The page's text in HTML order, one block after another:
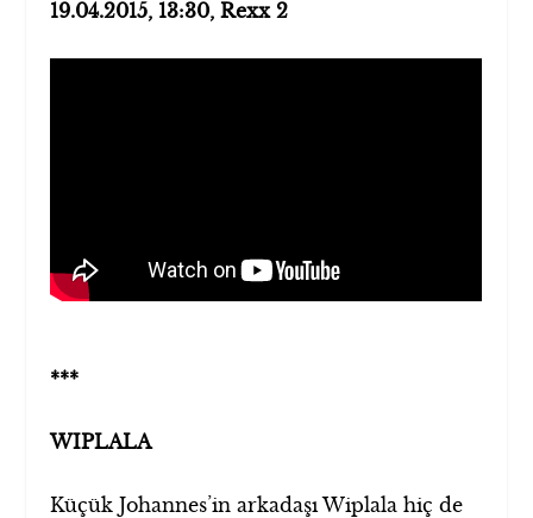
19.04.2015, 13:30,Rexx 2
***
WIPLALA
Küçük Johannes’in arkadaşı Wiplala hiç de